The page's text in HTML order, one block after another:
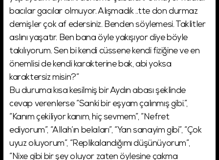
bacılar gacılar olmuyor. Alışmadık ..tte don durmaz
demişler çok af edersiniz. Benden söylemesi. Taklitler
aslını yaşatır. Ben bana öyle yakışıyor diye böyle
takılıyorum. Sen bi kendi cüssene kendi fiziğine ve en
önemlisi de kendi karakterine bak, abi yoksa
karaktersiz misin?”
Bu duruma kısa kesilmiş bir Aydın abası şeklinde
cevap verenlerse “Sanki bir eşyam çalınmış gibi.”,
“Kanım çekiliyor kanım, hiç sevmem”, “Nefret
ediyorum”, “Allah’ın belaları”, “Yan sanayim gibi”, “Çok
uyuz oluyorum”, “Replikalandığımı düşünüyorum”,
“Nixe gibi bir şey oluyor zaten öylesine çakma